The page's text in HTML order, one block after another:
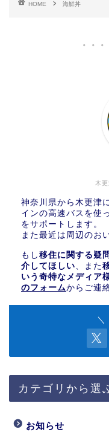
HOME 海鮮丼
木
神奈川県から木更津
インの高速バスを使
をサポートします。
また最近は周辺のお
もし 移住に関する疑
介してほしい、また
いう奇特なメディア
のフォームからご連
カテゴリから選
お知らせ